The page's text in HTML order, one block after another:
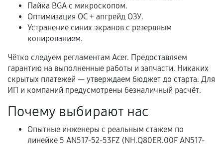
Когда гарантия не действует
Нарушение правил эксплуатации,
механические повреждения, попадание влаги,
перегрев, коррозия.
Самостоятельный ремонт или вмешательство
третьих лиц.
предусмотрено отдельно.
Обращение после окончания гарантийного
срока.
Пайка BGA с микроскопом.
Оптимизация ОС + апгрейд ОЗУ.
Устранение синих экранов с резервным
копированием.
Чётко следуем регламентам Acer. Предоставляем
гарантию на выполненные работы и запчасти. Никаких
скрытых платежей — утверждаем бюджет до старта. Для
ИП и компаний предусмотрены безналичный расчёт.
Почему выбирают нас
Опытные инженеры с реальным стажем по
линейке 5 AN517-52-53FZ (NH.Q80ER.00F AN517-